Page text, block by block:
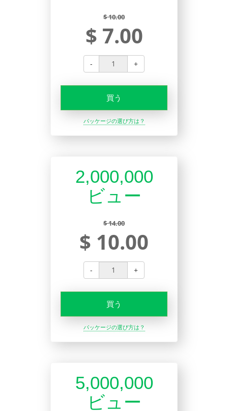
$ 10.00
$ 7.00
- +
買う
パッケージの選び方は？
2,000,000
ビュー
$ 14.00
$ 10.00
- +
買う
パッケージの選び方は？
5,000,000
ビュー